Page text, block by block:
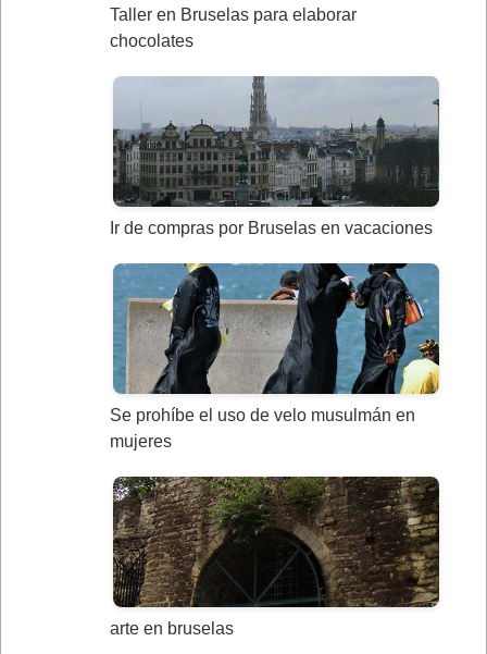
Taller en Bruselas para elaborar
chocolates
Ir de compras por Bruselas en vacaciones
Se prohíbe el uso de velo musulmán en
mujeres
arte en bruselas